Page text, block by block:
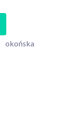
okońska